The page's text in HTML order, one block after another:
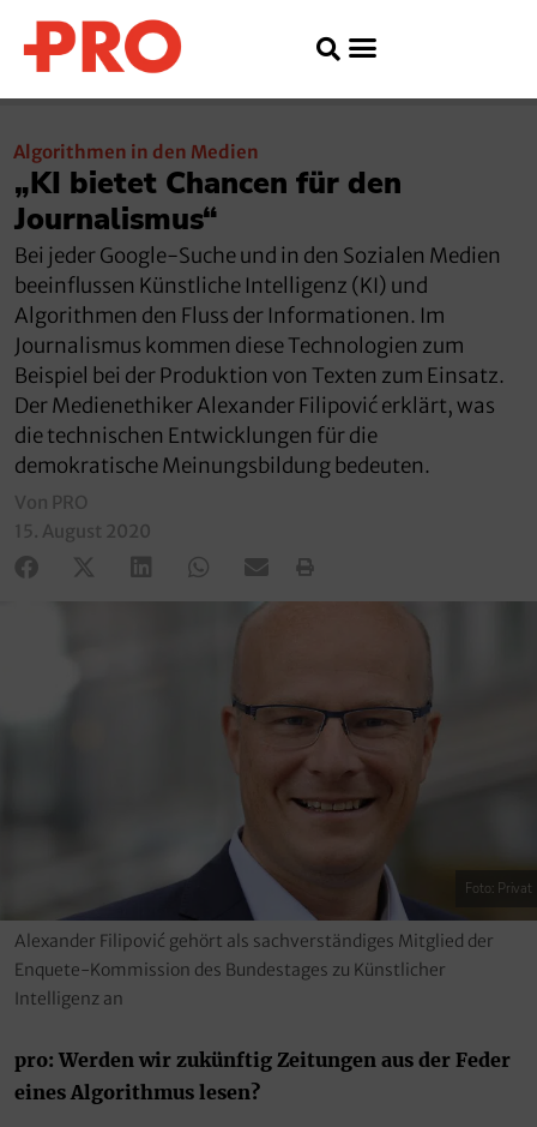
Algorithmen in den Medien
„KI bietet Chancen für den
Journalismus“
Bei jeder Google-Suche und in den Sozialen Medien
beeinflussen Künstliche Intelligenz (KI) und
Algorithmen den Fluss der Informationen. Im
Journalismus kommen diese Technologien zum
Beispiel bei der Produktion von Texten zum Einsatz.
Der Medienethiker Alexander Filipović erklärt, was
die technischen Entwicklungen für die
demokratische Meinungsbildung bedeuten.
Von PRO
15. August 2020
Foto: Privat
Alexander Filipović gehört als sachverständiges Mitglied der
Enquete-Kommission des Bundestages zu Künstlicher
Intelligenz an
pro: Werden wir zukünftig Zeitungen aus der Feder
eines Algorithmus lesen?